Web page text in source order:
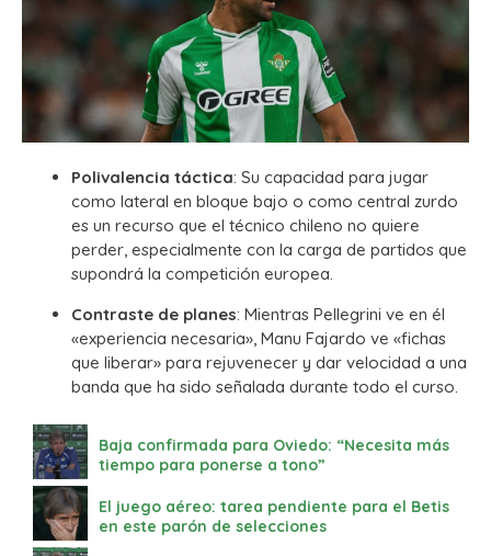
Polivalencia táctica: Su capacidad para jugar
como lateral en bloque bajo o como central zurdo
es un recurso que el técnico chileno no quiere
perder, especialmente con la carga de partidos que
supondrá la competición europea.
Contraste de planes: Mientras Pellegrini ve en él
«experiencia necesaria», Manu Fajardo ve «fichas
que liberar» para rejuvenecer y dar velocidad a una
banda que ha sido señalada durante todo el curso.
Baja confirmada para Oviedo: “Necesita más
tiempo para ponerse a tono”
El juego aéreo: tarea pendiente para el Betis
en este parón de selecciones